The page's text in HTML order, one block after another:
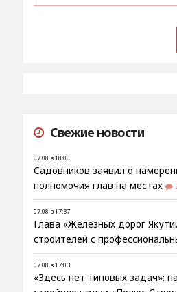
Свежие новости
07.08 в 18:00
Садовников заявил о
полномочия глав на местах
07.08 в 17:37
Глава «Железных дорог
строителей с
07.08 в 17:03
«Здесь нет типовых задач»: